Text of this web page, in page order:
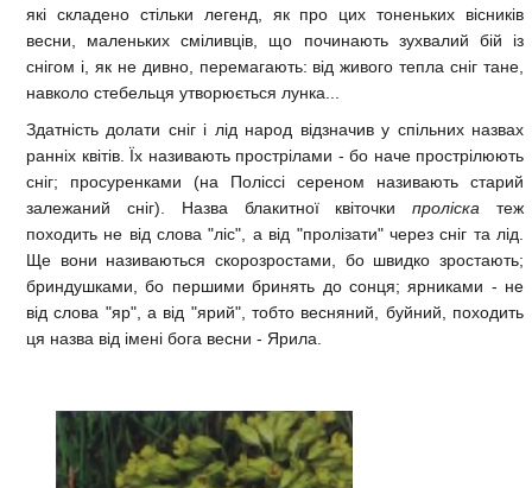
які складено стільки легенд, як про цих тоненьких вісників
весни, маленьких сміливців, що починають зухвалий бій із
снігом і, як не дивно, перемагають: від живого тепла сніг тане,
навколо стебельця утворюється лунка...
Здатність долати сніг і лід народ відзначив у спільних назвах
ранніх квітів. Їх називають прострілами - бо наче прострілюють
сніг; просуренками (на Поліссі сереном називають старий
залежаний сніг). Назва блакитної квіточкипроліскатеж
походить не від слова "ліс", а від "пролізати" через сніг та лід.
Ще вони називаються скорозростами, бо швидко зростають;
бриндушками, бо першими бринять до сонця; ярниками - не
від слова "яр", а від "ярий", тобто весняний, буйний, походить
ця назва від імені бога весни - Ярила.